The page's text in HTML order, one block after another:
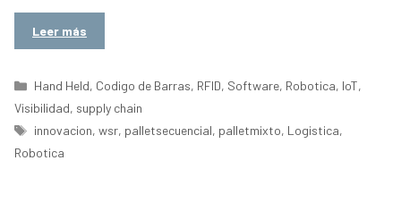
Leer más
Categorías
Hand Held, Codigo de Barras, RFID, Software, Robotica, IoT,
Visibilidad, supply chain
Etiquetas
innovacion,wsr, palletsecuencial, palletmixto, Logistica,
Robotica